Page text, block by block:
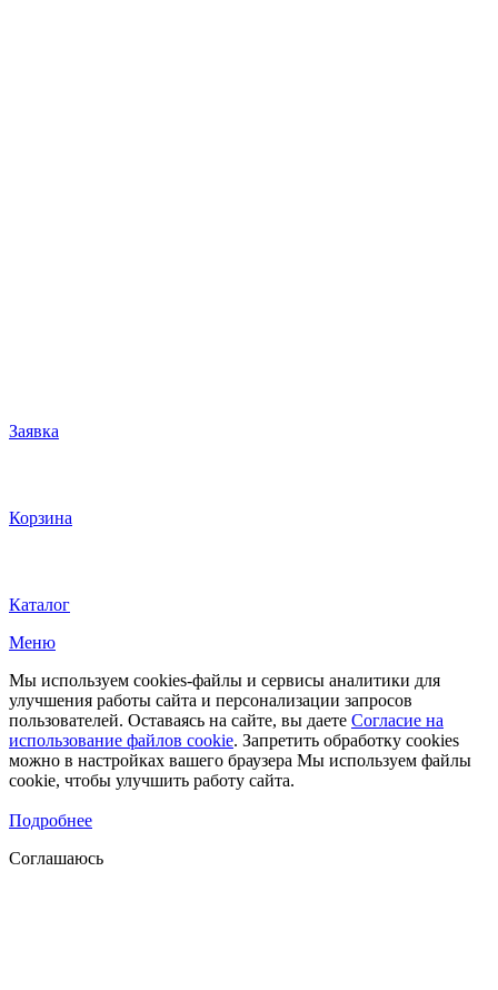
Заявка
Корзина
Каталог
Меню
Мы используем cookies-файлы и сервисы аналитики для
улучшения работы сайта и персонализации запросов
пользователей. Оставаясь на сайте, вы даете Согласие на
использование файлов cookie. Запретить обработку cookies
можно в настройках вашего браузера Мы используем файлы
cookie, чтобы улучшить работу сайта.
Подробнее
Соглашаюсь